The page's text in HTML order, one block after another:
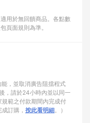
用於無回饋商品。各點數
頁面規則為準。
，並取消廣告阻擋程式
，請於24小時內並以同一
範之付款期間內完成付
訂購， 按此看明細。）